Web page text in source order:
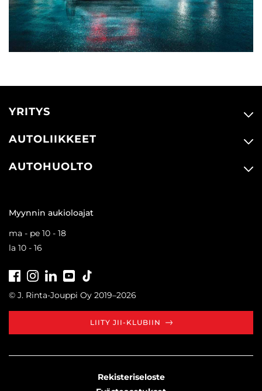
YRITYS
AUTOLIIKKEET
AUTOHUOLTO
Myynnin aukioloajat
ma - pe 10 - 18
la 10 - 16
FacebookInstagramLinkedInYoutube
© J. Rinta-Jouppi Oy 2019–2026
LIITY JII-KLUBIIN
Rekisteriseloste